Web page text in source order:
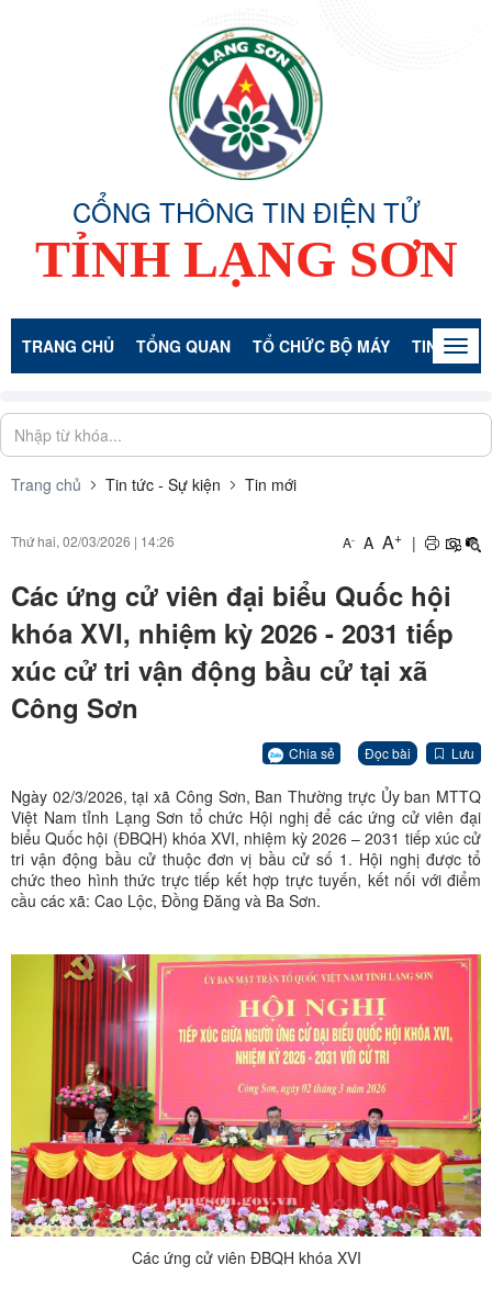
CỔNG THÔNG TIN ĐIỆN TỬ
TỈNH LẠNG SƠN
TRANG CHỦ TỔNG QUAN TỔ CHỨC BỘ MÁY TIN TỨC -
Trang chủ Tin tức - Sự kiện Tin mới
Thứ hai, 02/03/2026 | 14:26 A- A A+ |
Các ứng cử viên đại biểu Quốc hội
khóa XVI, nhiệm kỳ 2026 - 2031 tiếp
xúc cử tri vận động bầu cử tại xã
Công Sơn
Chia sẻ Đọc bài Lưu
Ngày 02/3/2026, tại xã Công Sơn, Ban Thường trực Ủy ban MTTQ
Việt Nam tỉnh Lạng Sơn tổ chức Hội nghị để các ứng cử viên đại
biểu Quốc hội (ĐBQH) khóa XVI, nhiệm kỳ 2026 – 2031 tiếp xúc cử
tri vận động bầu cử thuộc đơn vị bầu cử số 1. Hội nghị được tổ
chức theo hình thức trực tiếp kết hợp trực tuyến, kết nối với điểm
cầu các xã: Cao Lộc, Đồng Đăng và Ba Sơn.
Các ứng cử viên ĐBQH khóa XVI